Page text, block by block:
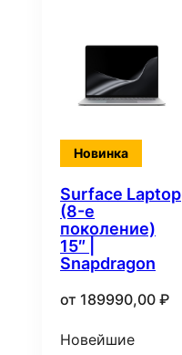
Новинка
Surface Laptop
(8-е
поколение)
15″ |
Snapdragon
от 189990,00 ₽
Новейшие